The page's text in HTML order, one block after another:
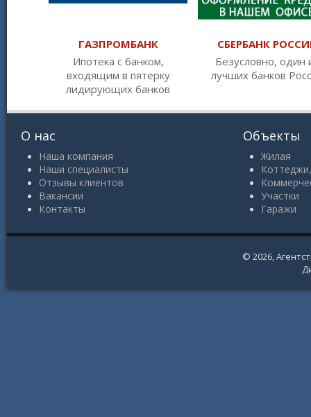
ГАЗПРОМБАНК
Ипотека с банком,
входящим в пятерку
лидирующих банков
СБЕРБАНК
Безусловно, один
лучших банков
О нас
Наша компания
Наши специалисты
Отзывы клиентов
Вакансии
Контакты
Объекты
Жилая
Участки
Гаражи
© 2026,